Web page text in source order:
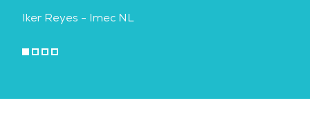
Iker Reyes - Imec NL